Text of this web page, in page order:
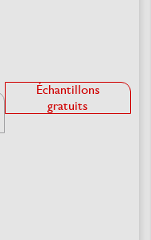
Échantillons
gratuits